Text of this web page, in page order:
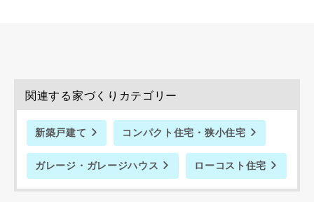
写真を拡大する
関連する家づくりカテゴリー
新築戸建て コンパクト住宅・狭小住宅
ガレージ・ガレージハウス ローコスト住宅